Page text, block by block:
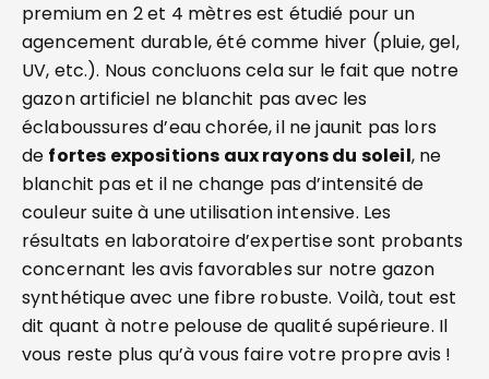
premium en 2 et 4 mètres est étudié pour un
agencement durable, été comme hiver (pluie, gel,
UV, etc.). Nous concluons cela sur le fait que notre
gazon artificiel ne blanchit pas avec les
éclaboussures d’eau chorée, il ne jaunit pas lors
de fortes expositions aux rayons du soleil, ne
blanchit pas et il ne change pas d’intensité de
couleur suite à une utilisation intensive. Les
résultats en laboratoire d’expertise sont probants
concernant les avis favorables sur notre gazon
synthétique avec une fibre robuste. Voilà, tout est
dit quant à notre pelouse de qualité supérieure. Il
vous reste plus qu’à vous faire votre propre avis !